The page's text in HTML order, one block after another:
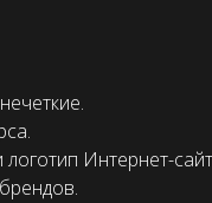
Интернет-